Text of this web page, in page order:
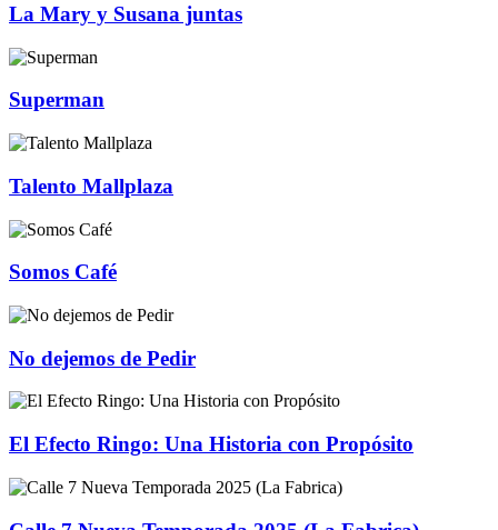
La Mary y Susana juntas
Superman
Talento Mallplaza
Somos Café
No dejemos de Pedir
El Efecto Ringo: Una Historia con Propósito